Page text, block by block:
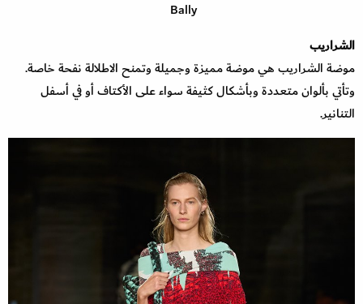
Bally
الشراريب
موضة الشراريب هي موضة مميزة وجميلة وتمنح الاطلالة نفحة خاصة.
وتأتي بألوان متعددة وبأشكال كثيفة سواء على الأكتاف أو في أسفل
التنانير.